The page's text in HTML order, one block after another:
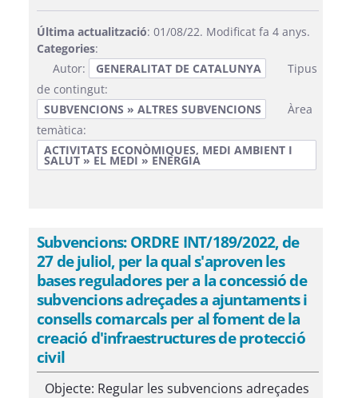
Última actualització: 01/08/22. Modificat fa 4 anys.
Categories:
Autor:
GENERALITAT DE CATALUNYA
Tipus
de contingut:
SUBVENCIONS » ALTRES SUBVENCIONS
Àrea
temàtica:
ACTIVITATS ECONÒMIQUES, MEDI AMBIENT I
SALUT » EL MEDI » ENERGIA
Subvencions: ORDRE INT/189/2022, de
27 de juliol, per la qual s'aproven les
bases reguladores per a la concessió de
subvencions adreçades a ajuntaments i
consells comarcals per al foment de la
creació d'infraestructures de protecció
civil
Objecte: Regular les subvencions adreçades